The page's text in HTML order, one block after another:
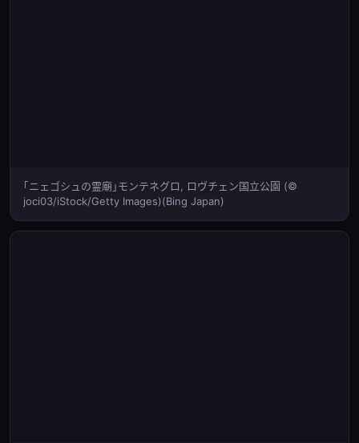
｢ニェゴシュの霊廟｣モンテネグロ, ロヴチェン国立公園 (©
joci03/iStock/Getty Images)(Bing Japan)